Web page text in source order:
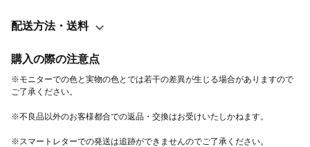
配送方法・送料
購入の際の注意点
※モニターでの色と実物の色とでは若干の差異が生じる場合がありますので
※スマートレターでの発送は追跡ができませんのでご了承ください。